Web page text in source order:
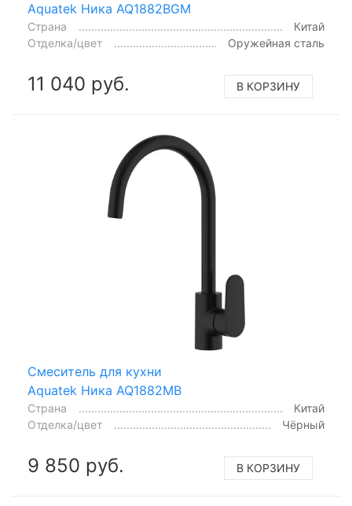
Aquatek Ника AQ1882BGM
Страна
Китай
Отделка/цвет
Оружейная сталь
11 040 руб. В КОРЗИНУ
Смеситель для кухни
Aquatek Ника AQ1882MB
Страна
Китай
Отделка/цвет
Чёрный
9 850 руб. В КОРЗИНУ